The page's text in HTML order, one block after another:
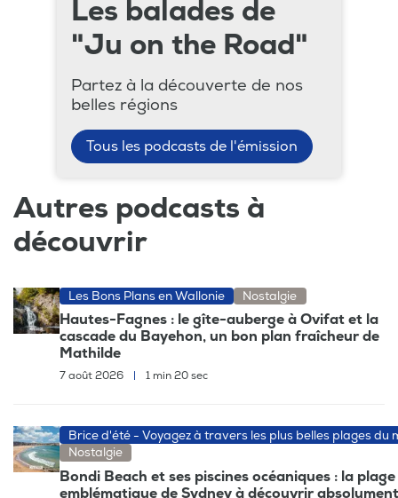
Les balades de
"Ju on the Road"
Partez à la découverte de nos
belles régions
Tous les podcasts de l'émission
Autres podcasts à
découvrir
Les Bons Plans en Wallonie Nostalgie
Hautes-Fagnes : le gîte-auberge à Ovifat et la
cascade du Bayehon, un bon plan fraîcheur de
Mathilde
7 août 2026 1 min 20 sec
Brice d'été - Voyagez à travers les plus belles plages du
Nostalgie
Bondi Beach et ses piscines océaniques : la plage
emblématique de Sydney à découvrir absolument